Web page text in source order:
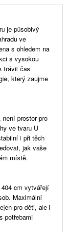
je působivý
ve
s ohledem na
s vysokou
trávit čas
který zaujme
prostor pro
ve tvaru U
i při těch
jak vaše
místě.
cm vytvářejí
Maximální
pro děti, ale i
potřebami